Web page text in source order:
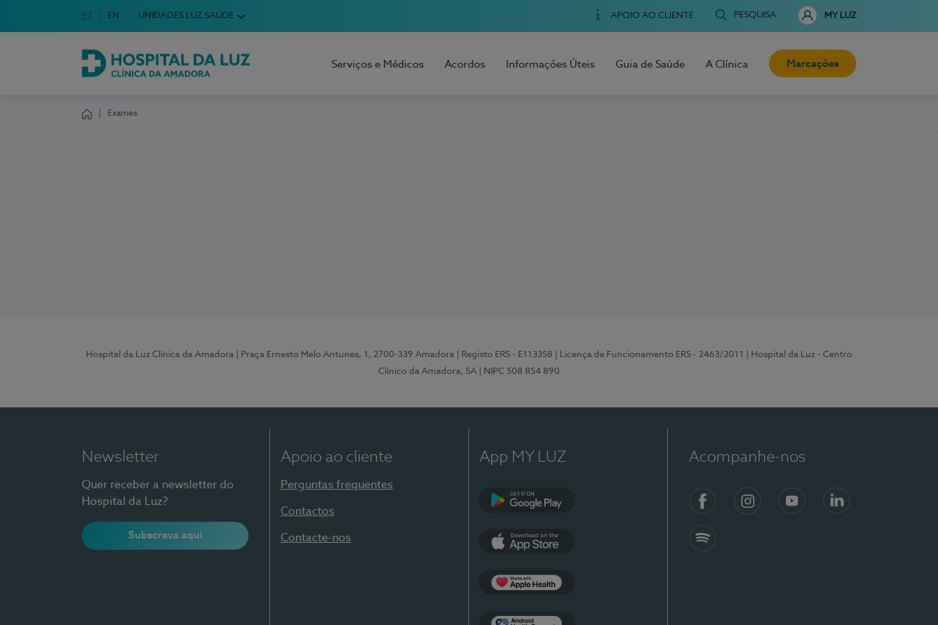
Escolha o seu idioma
Idioma em Português
PT English Language
EN UNIDADES LUZ SAÚDE APOIO AO CLIENTE PESQUISA MY LUZ
Hospital da Luz Clínica da Amadora
Serviços e Médicos Acordos Informações Úteis Guia de Saúde A Clínica Marcações
Exames
Hospital da Luz Clínica da Amadora | Praça Ernesto Melo Antunes, 1, 2700-339 Amadora | Registo ERS - E113358 | Licença de Funcionamento ERS - 2463/2011
| Hospital da Luz - Centro
Clínico da Amadora, SA
| NIPC 508 854 890
Newsletter
Quer receber a newsletter do
Hospital da Luz?
Subscreva aqui
Apoio ao cliente
Perguntas frequentes
Contactos
Contacte-nos
App MY LUZ Acompanhe-nos